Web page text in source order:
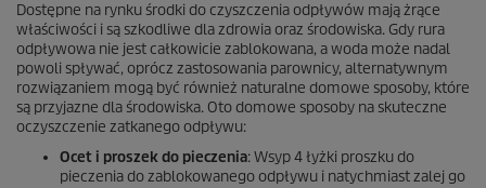
Dostępne na rynku środki do czyszczenia odpływów mają żrące
właściwości i są szkodliwe dla zdrowia oraz środowiska. Gdy rura
odpływowa nie jest całkowicie zablokowana, a woda może nadal
powoli spływać, oprócz zastosowania parownicy, alternatywnym
rozwiązaniem mogą być również naturalne domowe sposoby, które
są przyjazne dla środowiska. Oto domowe sposoby na skuteczne
oczyszczenie zatkanego odpływu:
Ocet i proszek do pieczenia: Wsyp 4 łyżki proszku do
pieczenia do zablokowanego odpływu i natychmiast zalej go